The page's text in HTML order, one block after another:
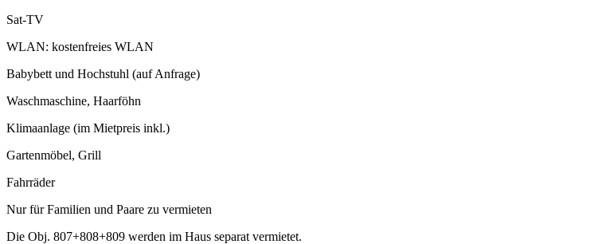
Sat-TV
WLAN: kostenfreies WLAN
Babybett und Hochstuhl (auf Anfrage)
Waschmaschine, Haarföhn
Klimaanlage (im Mietpreis inkl.)
Gartenmöbel, Grill
Fahrräder
Nur für Familien und Paare zu vermieten
Die Obj. 807+808+809 werden im Haus separat vermietet.